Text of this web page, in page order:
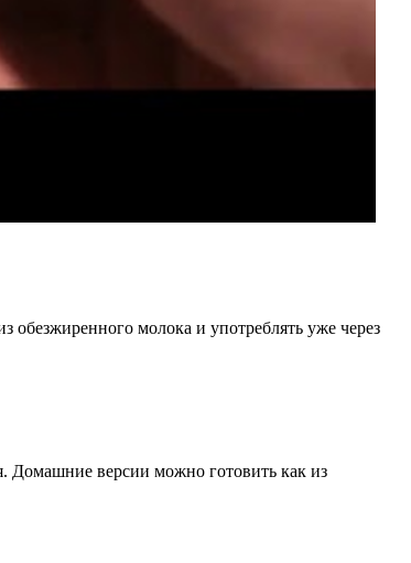
обезжиренного молока и употреблять уже через
Домашние версии можно готовить как из